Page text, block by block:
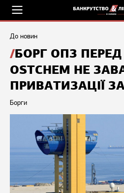
До новин
БОРГ ОПЗ
OSTCHEM НЕ
ПРИВАТИЗАЦІЇ
Борги